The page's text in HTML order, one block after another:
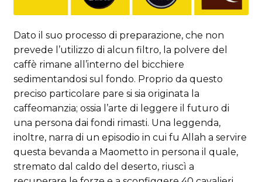
Dato il suo processo di preparazione, che non
prevede l’utilizzo di alcun filtro, la polvere del
caffè rimane all’interno del bicchiere
sedimentandosi sul fondo. Proprio da questo
preciso particolare pare si sia originata la
caffeomanzia; ossia l’arte di leggere il futuro di
una persona dai fondi rimasti. Una leggenda,
inoltre, narra di un episodio in cui fu Allah a servire
questa bevanda a Maometto in persona il quale,
stremato dal caldo del deserto, riuscì a